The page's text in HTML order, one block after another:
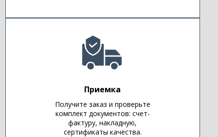
Приемка
Получите заказ и проверьте
комплект документов: счет-
фактуру, накладную,
сертификаты качества.